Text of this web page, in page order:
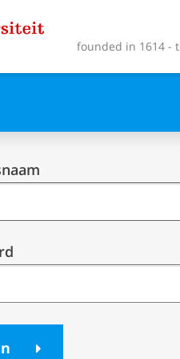
founded in 1614 -